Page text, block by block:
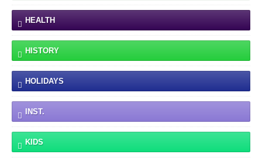
HEALTH
HISTORY
HOLIDAYS
INST.
KIDS